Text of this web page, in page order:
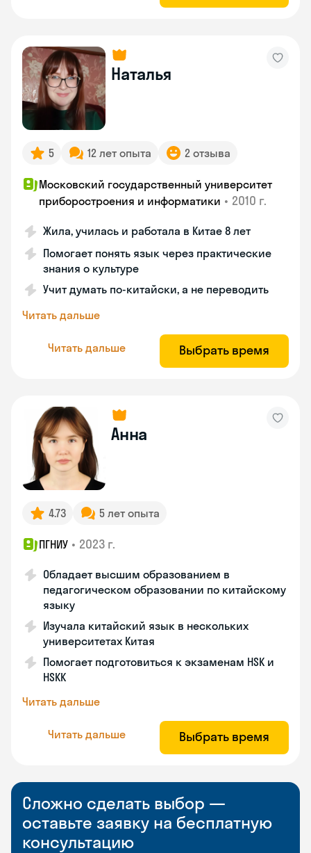
Наталья
5 12 лет опыта 2 отзыва
Московский государственный университет
приборостроения и информатики • 2010 г.
Жила, училась и работала в Китае 8 лет
Помогает понять язык через практические
знания о культуре
Учит думать по-китайски, а не переводить
Читать дальше
Читать дальше Выбрать время
Анна
4.73 5 лет опыта
ПГНИУ • 2023 г.
Обладает высшим образованием в
педагогическом образовании по китайскому
языку
Изучала китайский язык в нескольких
университетах Китая
Помогает подготовиться к экзаменам HSK и
HSKK
Читать дальше
Читать дальше Выбрать время
Сложно сделать выбор —
оставьте заявку на бесплатную
консультацию